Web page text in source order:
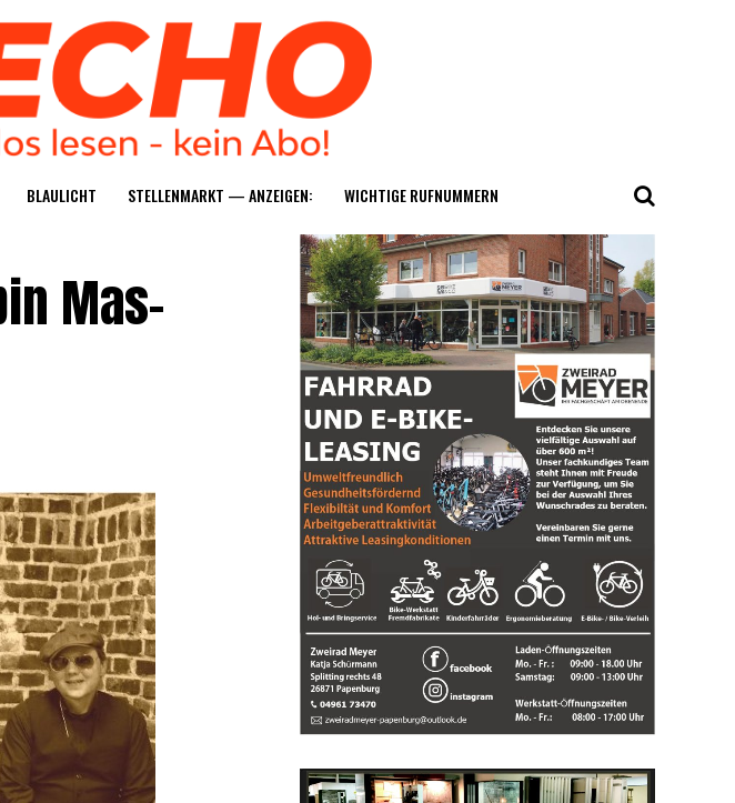
BLAU­LICHT STEL­LEN­MARKT — ANZEIGEN: WICH­TI­GE RUFNUMMERN
Mas­